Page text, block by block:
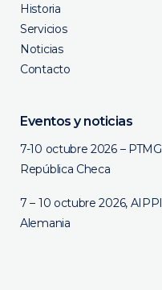
Historia
Servicios
Noticias
Contacto
Eventos y noticias
7-10 octubre 2026 –
República Checa
7 – 10 octubre 2026,
Alemania